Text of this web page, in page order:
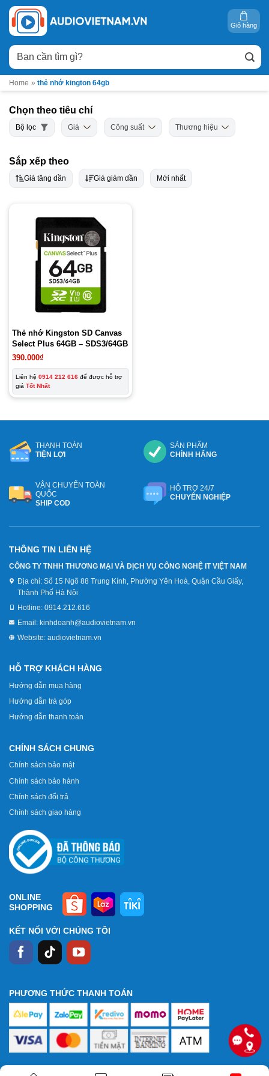
Bỏ
qua
nội
dung
Tìm
kiếm:
Giỏ hàng
Home » thẻ nhớ kington 64gb
Chọn theo tiêu chí
Bộ lọc Giá Công suất Thương hiệu
Sắp xếp theo
Giá tăng dần Giá giảm dần Mới nhất
Thẻ nhớ Kingston SD Canvas
Select Plus 64GB – SDS3/64GB
390.000₫
Liên hệ 0914 212 616 để được hỗ trợ
giá Tốt Nhất
THANH TOÁN
TIỆN LỢI
SẢN PHẨM
CHÍNH HÃNG
VẬN CHUYỂN TOÀN
QUỐC
SHIP COD
HỖ TRỢ 24/7
CHUYÊN NGHIỆP
THÔNG TIN LIÊN HỆ
CÔNG TY TNHH THƯƠNG MẠI VÀ DỊCH VỤ CÔNG NGHỆ IT VIỆT NAM
Địa chỉ: Số 15 Ngõ 88 Trung Kính, Phường Yên Hoà, Quận Cầu Giấy,
Thành Phố Hà Nội
Hotline: 0914.212.616
Email: kinhdoanh@audiovietnam.vn
Website: audiovietnam.vn
HỖ TRỢ KHÁCH HÀNG
Hướng dẫn mua hàng
Hướng dẫn trả góp
Hướng dẫn thanh toán
CHÍNH SÁCH CHUNG
Chính sách bảo mật
Chính sách bảo hành
Chính sách đổi trả
Chính sách giao hàng
ONLINE
SHOPPING
KẾT NỐI VỚI CHÚNG TÔI
PHƯƠNG THỨC THANH TOÁN